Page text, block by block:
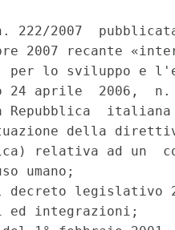
222/2007
2007 recante
per lo sviluppo e
24 aprile  2006,
Repubblica
della
relativa ad un
umano;
decreto legislativo
ed integrazioni;